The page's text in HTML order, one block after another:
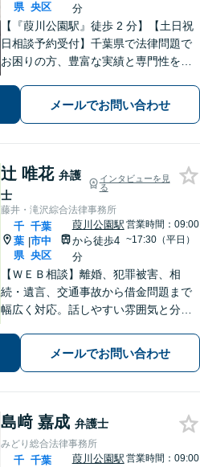
県 央区
分
【『葭川公園駅』徒歩 2 分】【土日祝
日相談予約受付】千葉県で法律問題で
お困りの方、豊富な実績と専門性を持
す。どうぞお気軽にご相談ください。
メールでお問い合わせ
辻 唯花 弁護
士
インタビューを見
る
藤井・滝沢綜合法律事務所
千
葉
県
|
千葉
市中
央区
葭川公園駅
から徒歩4
分
営業時間：09:00
~17:30（平日）
【ＷＥＢ相談】離婚、犯罪被害、相
続・遺言、交通事故から借金問題まで
幅広く対応。話しやすい雰囲気と分か
者支援案件の豊富な経験で培った知見
でお話を十分にお聞きし、心に寄り添
メールでお問い合わせ
島﨑 嘉成 弁護士
みどり総合法律事務所
千 千葉
葭川公園駅 営業時間：09:00